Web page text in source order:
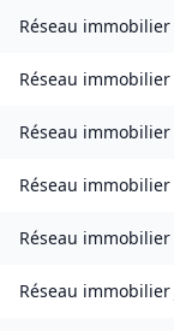
Réseau immobilier
Réseau immobilier
Réseau immobilier
Réseau immobilier
Réseau immobilier
Réseau immobilier